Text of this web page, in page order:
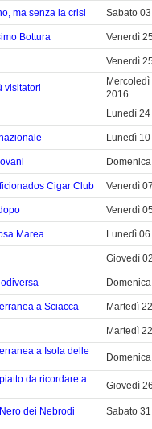
ma senza la crisi Sabato
Bottura Venerdì
Venerdì
visitatori
2016
Lunedì
Lunedì
Cigar Club Venerdì
Venerdì
Marea Lunedì
Giovedì
a Sciacca Martedì
Martedì
a Isola delle
da ricordare a...
Giovedì
dei Nebrodi Sabato